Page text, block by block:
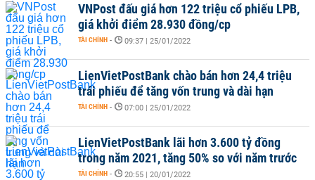
VNPost đấu giá hơn 122 triệu cổ phiếu LPB,
giá khởi điểm 28.930 đồng/cp
TÀI CHÍNH - 09:37 | 25/01/2022
LienVietPostBank chào bán hơn 24,4 triệu
trái phiếu để tăng vốn trung và dài hạn
TÀI CHÍNH - 07:00 | 25/01/2022
LienVietPostBank lãi hơn 3.600 tỷ đồng
trong năm 2021, tăng 50% so với năm trước
TÀI CHÍNH - 20:55 | 20/01/2022